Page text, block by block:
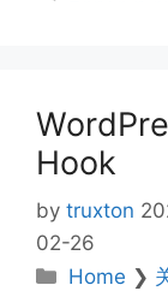
Hook
by truxton
02-26
Home ❯